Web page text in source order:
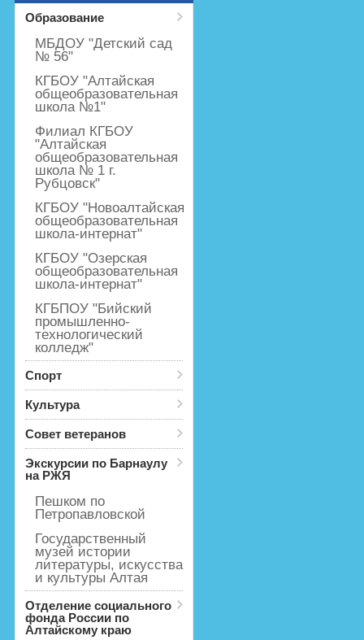
Образование
МБДОУ "Детский сад
№ 56"
КГБОУ "Алтайская
общеобразовательная
школа №1"
Филиал КГБОУ
"Алтайская
общеобразовательная
школа № 1 г.
Рубцовск"
КГБОУ "Новоалтайская
общеобразовательная
школа-интернат"
КГБОУ "Озерская
общеобразовательная
школа-интернат"
КГБПОУ "Бийский
промышленно-
технологический
колледж"
Спорт
Культура
Совет ветеранов
Экскурсии по Барнаулу
на РЖЯ
Пешком по
Петропавловской
Государственный
музей истории
литературы, искусства
и культуры Алтая
Отделение социального
фонда России по
Алтайскому краю